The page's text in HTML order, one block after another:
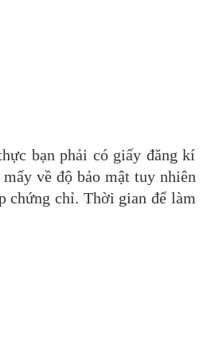
bạn phải có giấy đăng kí
về độ bảo mật tuy nhiên
chứng chỉ. Thời gian để làm